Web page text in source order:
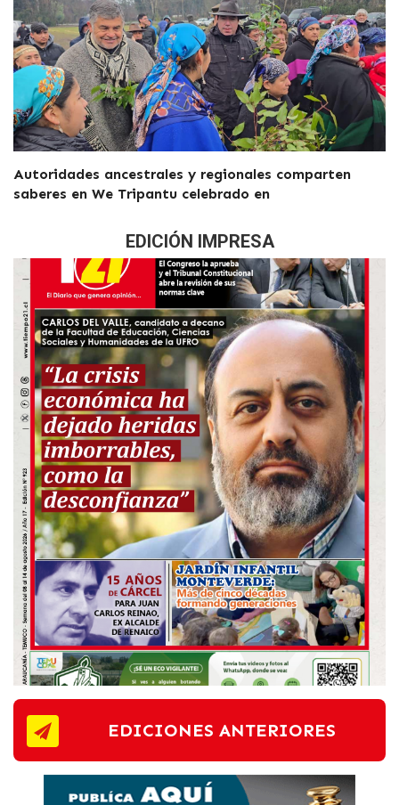
Autoridades ancestrales y regionales comparten
saberes en We Tripantu celebrado en
EDICIÓN IMPRESA
EDICIONES ANTERIORES